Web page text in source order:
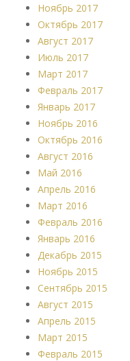
Ноябрь 2017
Октябрь 2017
Август 2017
Июль 2017
Март 2017
Февраль 2017
Январь 2017
Ноябрь 2016
Октябрь 2016
Август 2016
Май 2016
Апрель 2016
Март 2016
Февраль 2016
Январь 2016
Декабрь 2015
Ноябрь 2015
Сентябрь 2015
Август 2015
Апрель 2015
Март 2015
Февраль 2015